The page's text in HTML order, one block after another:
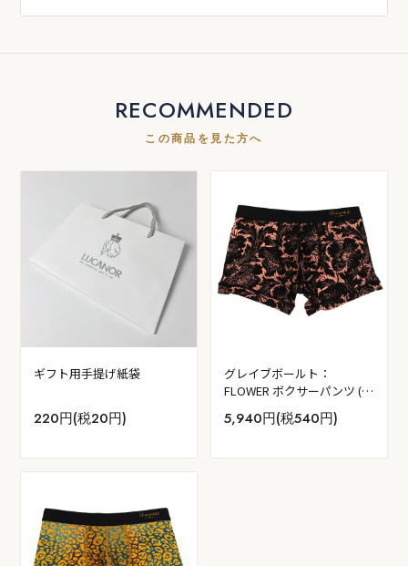
RECOMMENDED
この商品を見た方へ
ギフト用手提げ紙袋
220円(税20円)
グレイブボールト：
FLOWER ボクサーパンツ (ピ
ンク×ブラック)
5,940円(税540円)